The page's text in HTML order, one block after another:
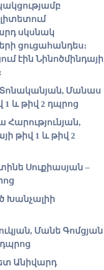
սկսնակ
ցուցահանդես։
էին Նինոծմինդայի
Մանաս
և թիվ 2 դպրոց
Հարությունյան,
թիվ 1 և թիվ 2
Սուքիասյան –
Խանչալիի
Մանե Գոմցյան
Անիվարդ